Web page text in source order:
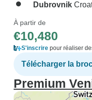
Dubrovnik
À partir de
€10,480
S'inscrire pour réaliser
Télécharger la
Premium